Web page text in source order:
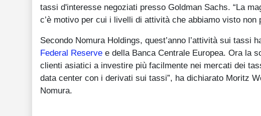
tassi d'interesse negoziati presso Goldman Sachs. “La
c’è motivo per cui i livelli di attività che abbiamo visto non
Secondo Nomura Holdings, quest’anno l’attività sui tassi
Federal Reserve e della Banca Centrale Europea. Ora la
clienti asiatici a investire più facilmente nei mercati dei
data center con i derivati sui tassi”, ha dichiarato Moritz
Nomura.